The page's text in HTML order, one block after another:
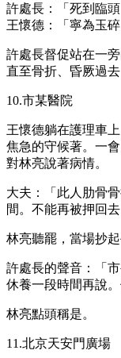
許處長：「死到臨頭
王懷德：「寧為玉
許處長督促站在一
直至骨折、昏厥過
10.市某醫院
王懷德躺在護理車
焦急的守候著。一
對林亮說著病情。
大夫：「此人肋骨
間。不能再被押回去
林亮聽罷，當場抄
許處長的聲音：「
休養一段時間再說
林亮點頭稱是。
11.北京天安門廣場